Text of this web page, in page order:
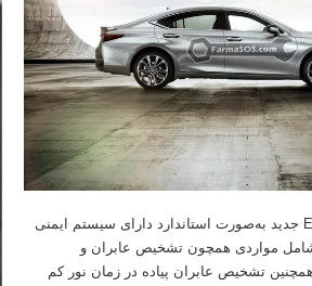
همه‌ی مدل‌های لکسس ES جدید به‌صورت استاندارد دارای سیستم ایمنی
و شامل مواردی همچون تشخیص عابران و
تشخیص عابران پیاده در زمان نور کم